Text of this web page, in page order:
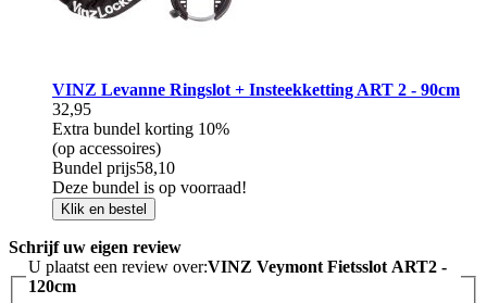
VINZ Levanne Ringslot + Insteekketting ART 2 - 90cm
32,95
Extra bundel korting 10%
(op accessoires)
Bundel prijs58,10
Deze bundel is op voorraad!
Klik en bestel
Schrijf uw eigen review
U plaatst een review over:VINZ Veymont Fietsslot ART2 -
120cm